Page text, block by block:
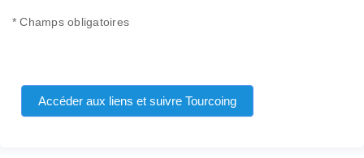
* Champs obligatoires
Accéder aux liens et suivre Tourcoing